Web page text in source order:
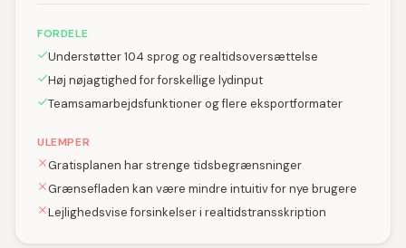
FORDELE
Understøtter 104 sprog og realtidsoversættelse
Høj nøjagtighed for forskellige lydinput
Teamsamarbejdsfunktioner og flere eksportformater
ULEMPER
Gratisplanen har strenge tidsbegrænsninger
Grænsefladen kan være mindre intuitiv for nye brugere
Lejlighedsvise forsinkelser i realtidstransskription